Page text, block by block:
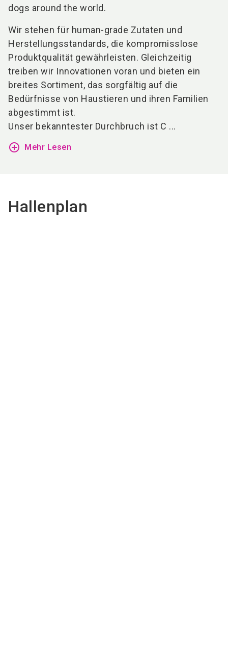
dogs around the world.
Wir stehen für human-grade Zutaten und
Herstellungsstandards, die kompromisslose
Produktqualität gewährleisten. Gleichzeitig
treiben wir Innovationen voran und bieten ein
breites Sortiment, das sorgfältig auf die
Bedürfnisse von Haustieren und ihren Familien
abgestimmt ist.
Unser bekanntester Durchbruch ist C ...
add_circle_outline Mehr Lesen
Hallenplan